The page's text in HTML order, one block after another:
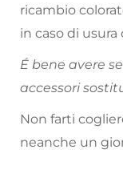
ricambio
in caso di
É bene avere
accessori
Non farti
neanche un